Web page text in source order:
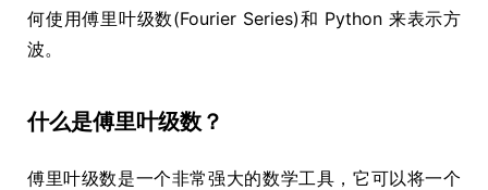
何使用傅里叶级数(Fourier Series)和 Python 来表示方
波。
什么是傅里叶级数？
傅里叶级数是一个非常强大的数学工具，它可以将一个